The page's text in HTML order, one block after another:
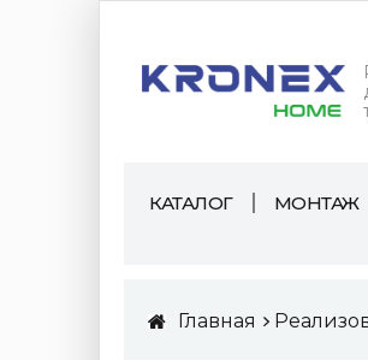
КАТАЛОГ МОНТАЖ
Главная